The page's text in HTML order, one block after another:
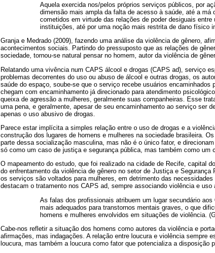
Aquela exercida nos/pelos próprios serviços públicos, por
dimensão mais ampla da falta de acesso à saúde, até a má
cometidos em virtude das relações de poder desiguais
instituições, até por uma noção mais restrita de dano físico
Granja e Medrado (2009), fazendo uma análise da violência de gênero,
acontecimentos sociais. Partindo do pressuposto que as relações de
sociedade, tornou-se natural pensar no homem, autor da violência de
Relatando uma vivência num CAPS álcool e drogas (CAPS ad), serviço
problemas decorrentes do uso ou abuso de álcool e outras drogas, os
saúde do espaço, soube-se que o serviço recebe usuários
chegam com encaminhamento já direcionado para atendimento
queixa de agressão a mulheres, geralmente suas companheiras. Esse
uma pena, e geralmente, apesar de seu encaminhamento ao serviço ser
apenas o uso abusivo de drogas.
Parece estar implícita a simples relação entre o uso de drogas e a
construção dos lugares de homens e mulheres na sociedade brasileira.
parte dessa socialização masculina, mas não é o único fator, e
só como um caso de justiça e segurança pública, mas também como um
O mapeamento do estudo, que foi realizado na cidade de Recife, capital
do enfrentamento da violência de gênero no setor de Justiça e
os serviços são voltados para mulheres, em detrimento das
destacam o tratamento nos CAPS ad, sempre associando violência e uso
As falas dos profissionais atribuem um lugar secundário
mais adequados para transtornos mentais graves, o que
homens e mulheres envolvidos em situações de violência.
Cabe-nos refletir a situação dos homens como autores da violência e
afirmações, mas indagações. A relação entre loucura e violência sempre
loucura, mas também a loucura como fator que potencializa a disposição